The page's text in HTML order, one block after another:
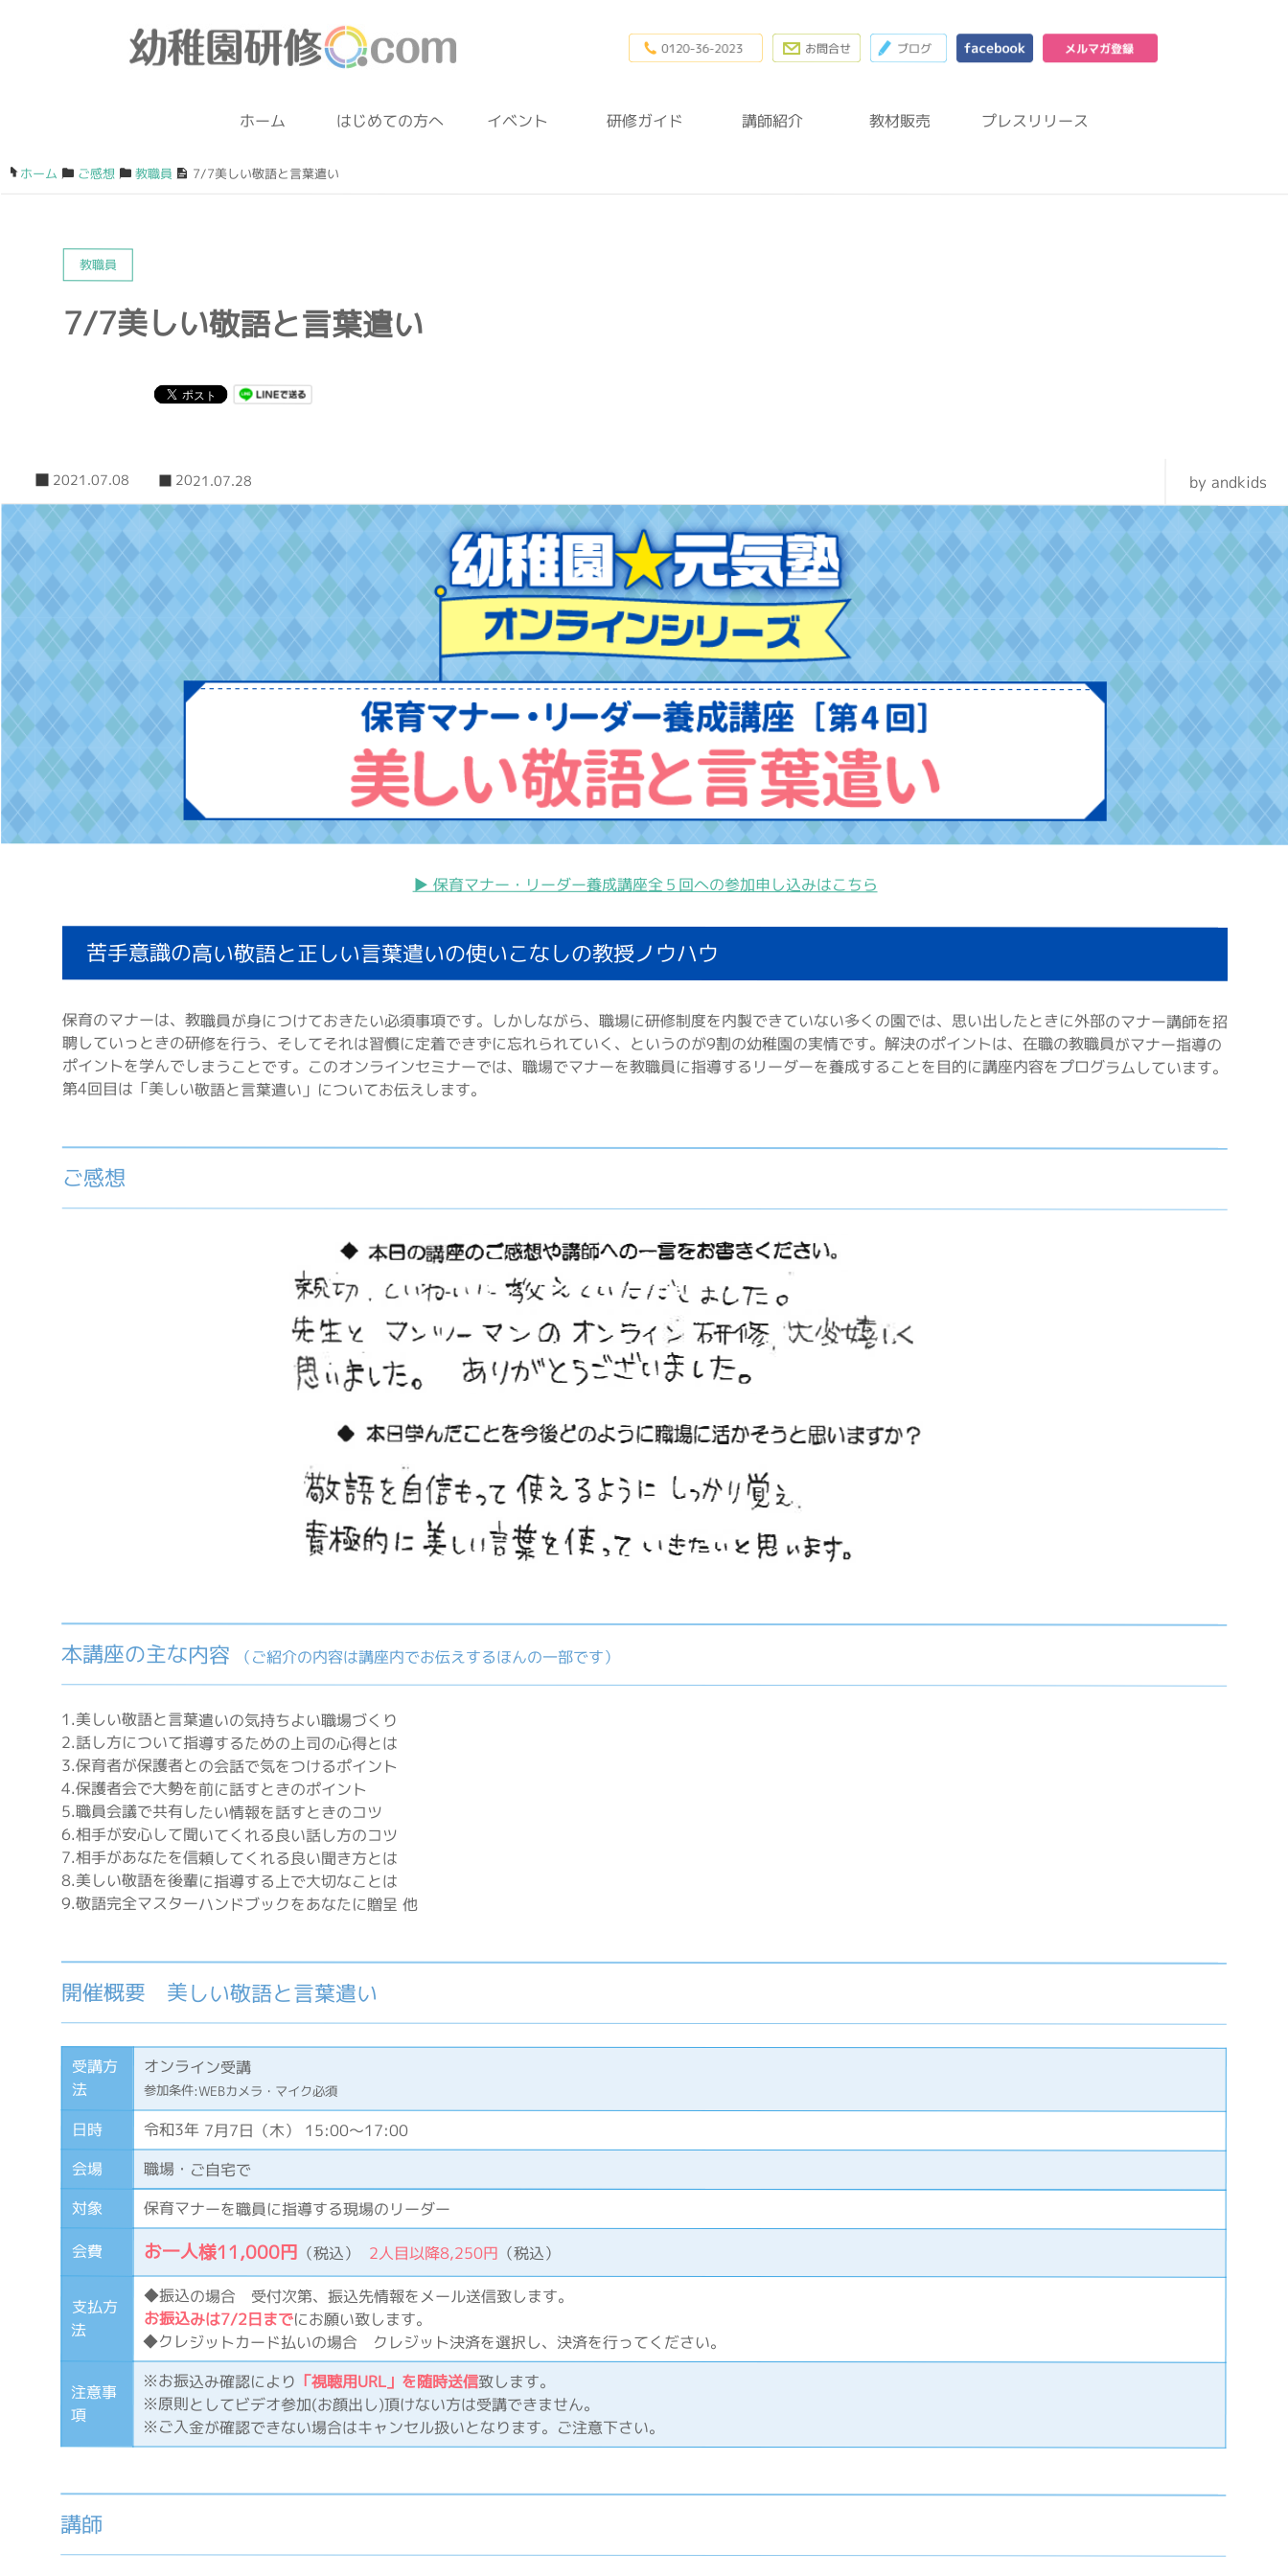
幼稚園研修.com
0120-36-2023 お問合わせフォーム
ブログ facebook
ホーム はじめての方へ イベント 研修ガイド 講師紹介 教材販売 プレスリリース
ホーム / ご感想/ 教職員 / 7/7美しい敬語と言葉遣い
教職員
7/7美しい敬語と言葉遣い
2021.07.08 2021.07.28 by andkids
▶︎ 保育マナー・リーダー養成講座全５回への参加申し込みはこちら
苦手意識の高い敬語と正しい言葉遣いの使いこなしの教授ノウハウ
保育のマナーは、教職員が身につけておきたい必須事項です。しかしながら、職場に研修制度を内製できていない多くの園では、思い出したときに外部のマナー講師を招
聘していっときの研修を行う、そしてそれは習慣に定着できずに忘れられていく、というのが9割の幼稚園の実情です。解決のポイントは、在職の教職員がマナー指導の
ポイントを学んでしまうことです。このオンラインセミナーでは、職場でマナーを教職員に指導するリーダーを養成することを目的に講座内容をプログラムしています。
第4回目は「美しい敬語と言葉遣い」についてお伝えします。
ご感想
本講座の主な内容 （ご紹介の内容は講座内でお伝えするほんの一部です）
1.美しい敬語と言葉遣いの気持ちよい職場づくり
2.話し方について指導するための上司の心得とは
3.保育者が保護者との会話で気をつけるポイント
4.保護者会で大勢を前に話すときのポイント
5.職員会議で共有したい情報を話すときのコツ
6.相手が安心して聞いてくれる良い話し方のコツ
7.相手があなたを信頼してくれる良い聞き方とは
8.美しい敬語を後輩に指導する上で大切なことは
9.敬語完全マスターハンドブックをあなたに贈呈 他
開催概要 美しい敬語と言葉遣い
受講方
法
オンライン受講
参加条件:WEBカメラ・マイク必須
日時 令和3年 7月7日（木） 15:00～17:00
会場 職場・ご自宅で
対象 保育マナーを職員に指導する現場のリーダー
会費 お一人様11,000円 （税込） 2人目以降8,250円 （税込）
支払方
法
◆振込の場合 受付次第、振込先情報をメール送信致します。
お振込みは7/2日までにお願い致します。
◆クレジットカード払いの場合 クレジット決済を選択し、決済を行ってください。
注意事
項
※お振込み確認により 「視聴用URL」を随時送信致します。
※原則としてビデオ参加(お顔出し)頂けない方は受講できません。
※ご入金が確認できない場合はキャンセル扱いとなります。ご注意下さい。
講師